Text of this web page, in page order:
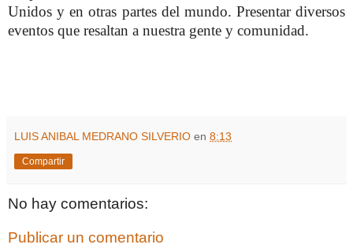
Unidos y en otras partes del mundo. Presentar diversos
eventos que resaltan a nuestra gente y comunidad.
LUIS ANIBAL MEDRANO SILVERIO en 8:13
Compartir
No hay comentarios:
Publicar un comentario